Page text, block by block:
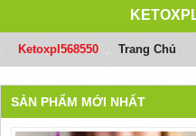
Ketoxpl568550 Trang Chủ
SẢN PHẨM MỚI NHẤT